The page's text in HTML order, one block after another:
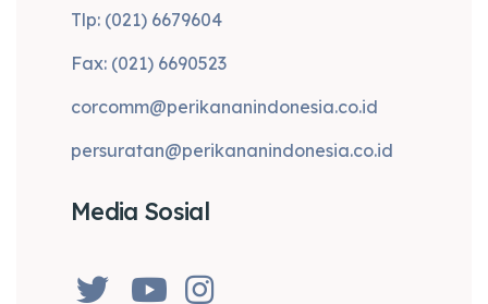
Tlp: (021) 6679604
Fax: (021) 6690523
corcomm@perikananindonesia.co.id
persuratan@perikananindonesia.co.id
Media Sosial